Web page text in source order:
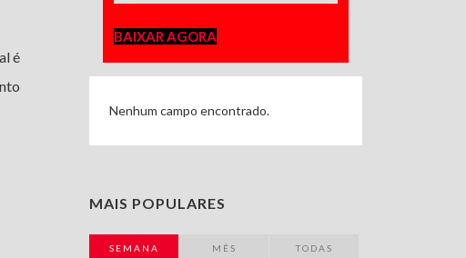
é
BAIXAR AGORA
Nenhum campo encontrado.
MAIS POPULARES
SEMANA MÊS TODAS